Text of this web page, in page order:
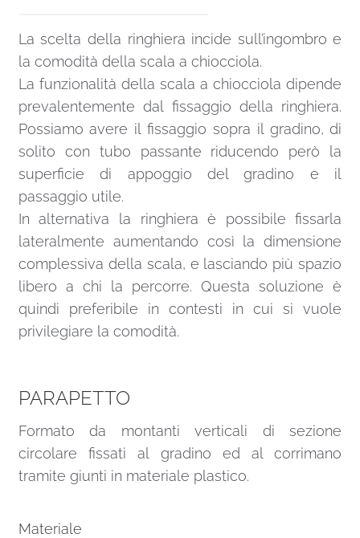
La scelta della ringhiera incide sull’ingombro e
la comodità della scala a chiocciola.
La funzionalità della scala a chiocciola dipende
prevalentemente dal fissaggio della ringhiera.
Possiamo avere il fissaggio sopra il gradino, di
solito con tubo passante riducendo però la
superficie di appoggio del gradino e il
passaggio utile.
In alternativa la ringhiera è possibile fissarla
lateralmente aumentando così la dimensione
complessiva della scala, e lasciando più spazio
libero a chi la percorre. Questa soluzione è
quindi preferibile in contesti in cui si vuole
privilegiare la comodità.
PARAPETTO
Formato da montanti verticali di sezione
circolare fissati al gradino ed al corrimano
tramite giunti in materiale plastico.
Materiale